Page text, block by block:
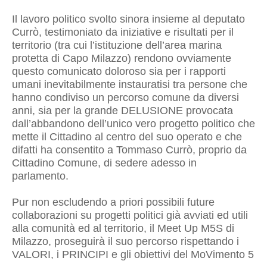
Il lavoro politico svolto sinora insieme al deputato
Currò, testimoniato da iniziative e risultati per il
territorio (tra cui l’istituzione dell’area marina
protetta di Capo Milazzo) rendono ovviamente
questo comunicato doloroso sia per i rapporti
umani inevitabilmente instauratisi tra persone che
hanno condiviso un percorso comune da diversi
anni, sia per la grande DELUSIONE provocata
dall’abbandono dell’unico vero progetto politico che
mette il Cittadino al centro del suo operato e che
difatti ha consentito a Tommaso Currò, proprio da
Cittadino Comune, di sedere adesso in
parlamento.
Pur non escludendo a priori possibili future
collaborazioni su progetti politici già avviati ed utili
alla comunità ed al territorio, il Meet Up M5S di
Milazzo, proseguirà il suo percorso rispettando i
VALORI, i PRINCIPI e gli obiettivi del MoVimento 5